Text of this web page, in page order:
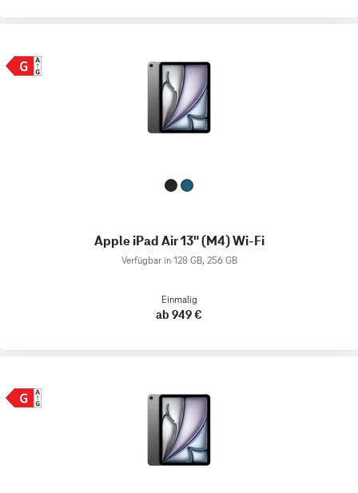
Apple iPad Air 13" (M4) Wi-Fi
Verfügbar in 128 GB, 256 GB
Einmalig
ab 949 €